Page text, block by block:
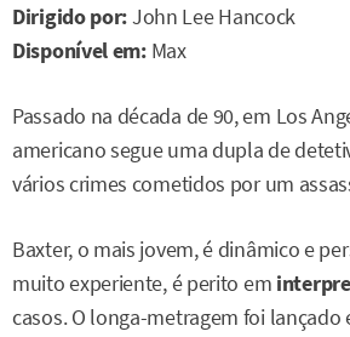
Dirigido por:John Lee Hancock
Disponível em: Max
Passado na década de 90, em Los
americano segue uma dupla de
vários crimes cometidos por um
Baxter, o mais jovem, é dinâmico e
muito experiente, é perito em
casos. O longa-metragem foi lançado